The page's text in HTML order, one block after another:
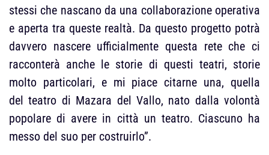
stessi che nascano da una collaborazione operativa
e aperta tra queste realtà. Da questo progetto potrà
davvero nascere ufficialmente questa rete che ci
racconterà anche le storie di questi teatri, storie
molto particolari, e mi piace citarne una, quella
del teatro di Mazara del Vallo, nato dalla volontà
popolare di avere in città un teatro. Ciascuno ha
messo del suo per costruirlo”.